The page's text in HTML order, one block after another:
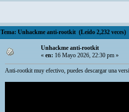
Tema: Unhackme anti-rootkit (Leído 2,232 veces)
Unhackme anti-rootkit
«en:16 Mayo 2026, 22:30 pm »
Anti-rootkit muy efectivo, puedes descargar una